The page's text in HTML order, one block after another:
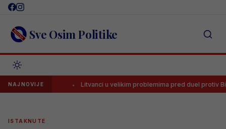
Skip
content Sve Osim Politike
NAJNOVIJE Litvanci u velikim problemima pred duel protiv BiH
ISTAKNUTE